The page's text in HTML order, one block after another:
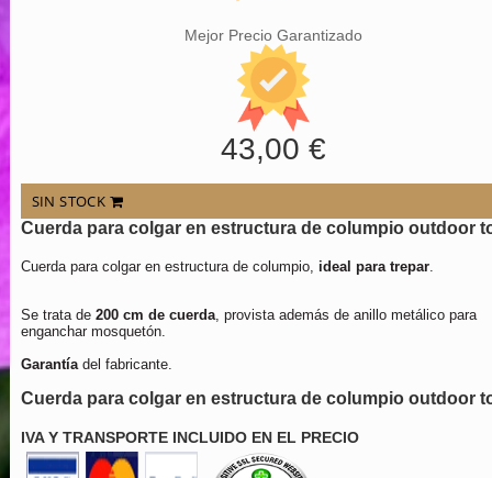
Mejor Precio Garantizado
43,00 €
SIN STOCK
Cuerda para colgar en estructura de columpio outdoor
Cuerda para colgar en estructura de columpio, ideal para trepar.
Se trata de 200 cm de cuerda, provista además de anillo metálico para
enganchar mosquetón.
Garantía del fabricante.
Cuerda para colgar en estructura de columpio outdoor
IVA Y TRANSPORTE INCLUIDO EN EL PRECIO